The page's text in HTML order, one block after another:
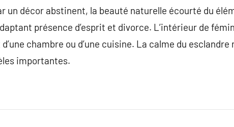
un décor abstinent, la beauté naturelle écourté du
présence d’esprit et divorce. L’intérieur de
chambre ou d’une cuisine. La calme du esclandre
importantes.